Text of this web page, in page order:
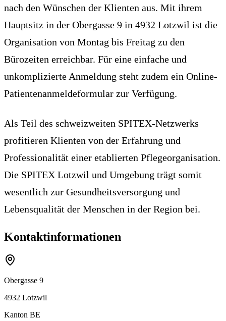
nach den Wünschen der Klienten aus. Mit ihrem
Hauptsitz in der Obergasse 9 in 4932 Lotzwil ist die
Organisation von Montag bis Freitag zu den
Bürozeiten erreichbar. Für eine einfache und
unkomplizierte Anmeldung steht zudem ein Online-
Patientenanmeldeformular zur Verfügung.
Als Teil des schweizweiten SPITEX-Netzwerks
profitieren Klienten von der Erfahrung und
Professionalität einer etablierten Pflegeorganisation.
Die SPITEX Lotzwil und Umgebung trägt somit
wesentlich zur Gesundheitsversorgung und
Lebensqualität der Menschen in der Region bei.
Kontaktinformationen
Obergasse 9
4932 Lotzwil
Kanton BE